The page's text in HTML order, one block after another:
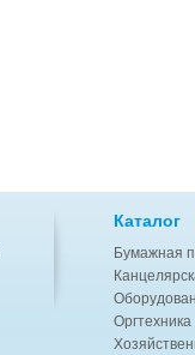
Каталог
Бумажная